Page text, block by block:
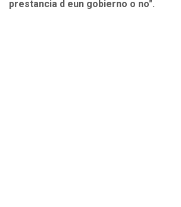
prestancia d eun gobierno o no".